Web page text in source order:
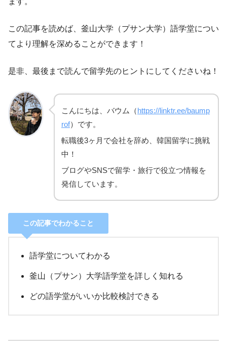
この記事を読めば、釜山大学（プサン大学）語学堂につい
てより理解を深めることができます！
是非、最後まで読んで留学先のヒントにしてくださいね！
こんにちは、バウム（https://linktr.ee/baump
rof）です。
転職後3ヶ月で会社を辞め、韓国留学に挑戦
中！
ブログやSNSで留学・旅行で役立つ情報を
発信しています。
この記事でわかること
語学堂についてわかる
釜山（プサン）大学語学堂を詳しく知れる
どの語学堂がいいか比較検討できる